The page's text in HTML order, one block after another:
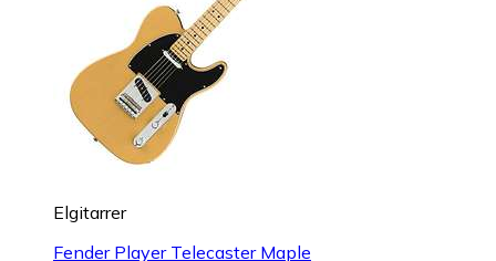
Elgitarrer
Fender Player Telecaster Maple